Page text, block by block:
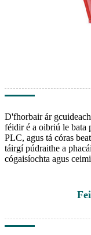
D'fhorbair ár
féidir é a oibriú le bata
PLC, agus tá córas
táirgí púdraithe a
cógaisíochta agus